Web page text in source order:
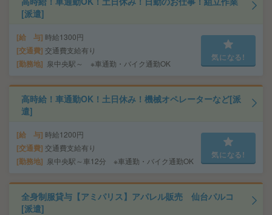
[派遣]
給 与 時給1300円
交通費 交通費支給有り
勤務地 泉中央駅～ ※車通勤・バイク通勤OK
気になる!
高時給！車通勤OK！土日休み！機械オペレーターなど[派
遣]
給 与 時給1200円
交通費 交通費支給有り
勤務地 泉中央駅～車12分 ※車通勤・バイク通勤OK
気になる!
全身制服貸与【アミパリス】アパレル販売 仙台パルコ
[派遣]